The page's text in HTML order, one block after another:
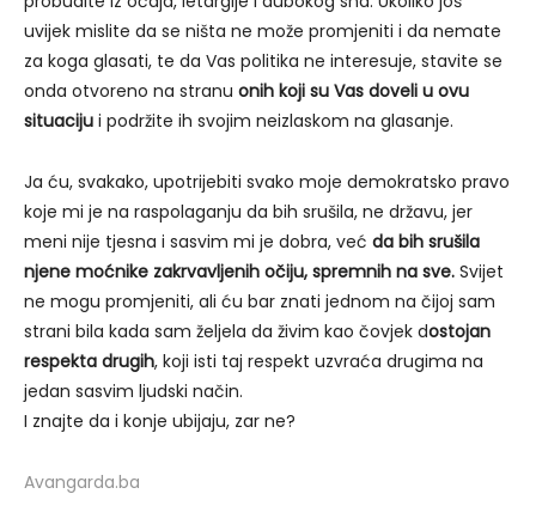
uvijek mislite da se ništa ne može promjeniti i da nemate
za koga glasati, te da Vas politika ne interesuje, stavite se
onda otvoreno na stranu onih koji su Vas doveli u ovu
situaciju i podržite ih svojim neizlaskom na glasanje.
Ja ću, svakako, upotrijebiti svako moje demokratsko pravo
koje mi je na raspolaganju da bih srušila, ne državu, jer
meni nije tjesna i sasvim mi je dobra, već da bih srušila
njene moćnike zakrvavljenih očiju, spremnih na sve. Svijet
ne mogu promjeniti, ali ću bar znati jednom na čijoj sam
strani bila kada sam željela da živim kao čovjek dostojan
respekta drugih, koji isti taj respekt uzvraća drugima na
jedan sasvim ljudski način.
I znajte da i konje ubijaju, zar ne?
Avangarda.ba